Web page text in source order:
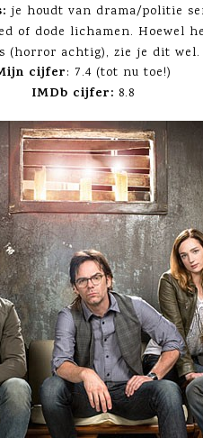
je houdt van drama/politie
of dode lichamen. Hoewel
(horror achtig), zie je dit wel.
cijfer: 7.4 (tot nu toe!)
IMDb cijfer: 8.8